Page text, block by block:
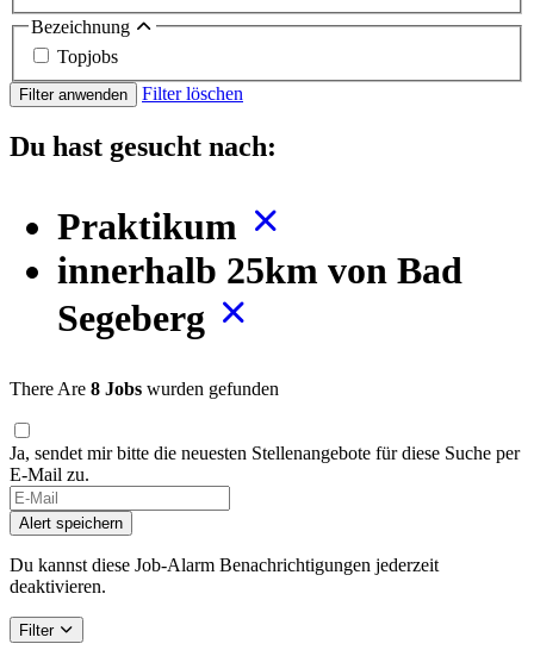
Bezeichnung
Topjobs
Filter anwenden Filter löschen
Du hast gesucht nach:
Praktikum
innerhalb 25km von Bad
Segeberg
There Are 8 Jobs wurden gefunden
Ja, sendet mir bitte die neuesten Stellenangebote für diese Suche per
E-Mail zu.
If
you
are
a
human,
this
field
Alert speichern
Du kannst diese Job-Alarm Benachrichtigungen jederzeit
deaktivieren.
Filter